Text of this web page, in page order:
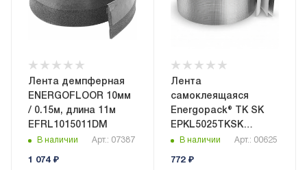
Лента демпферная
ENERGOFLOOR 10мм
/ 0.15м, длина 11м
EFRL1015011DM
В наличии Арт.: 07387
1 074₽
Лента
самоклеящаяся
Energopack® ТК SK
EPKL5025TKSK
50ммx25м
В наличии Арт.: 00625
772₽